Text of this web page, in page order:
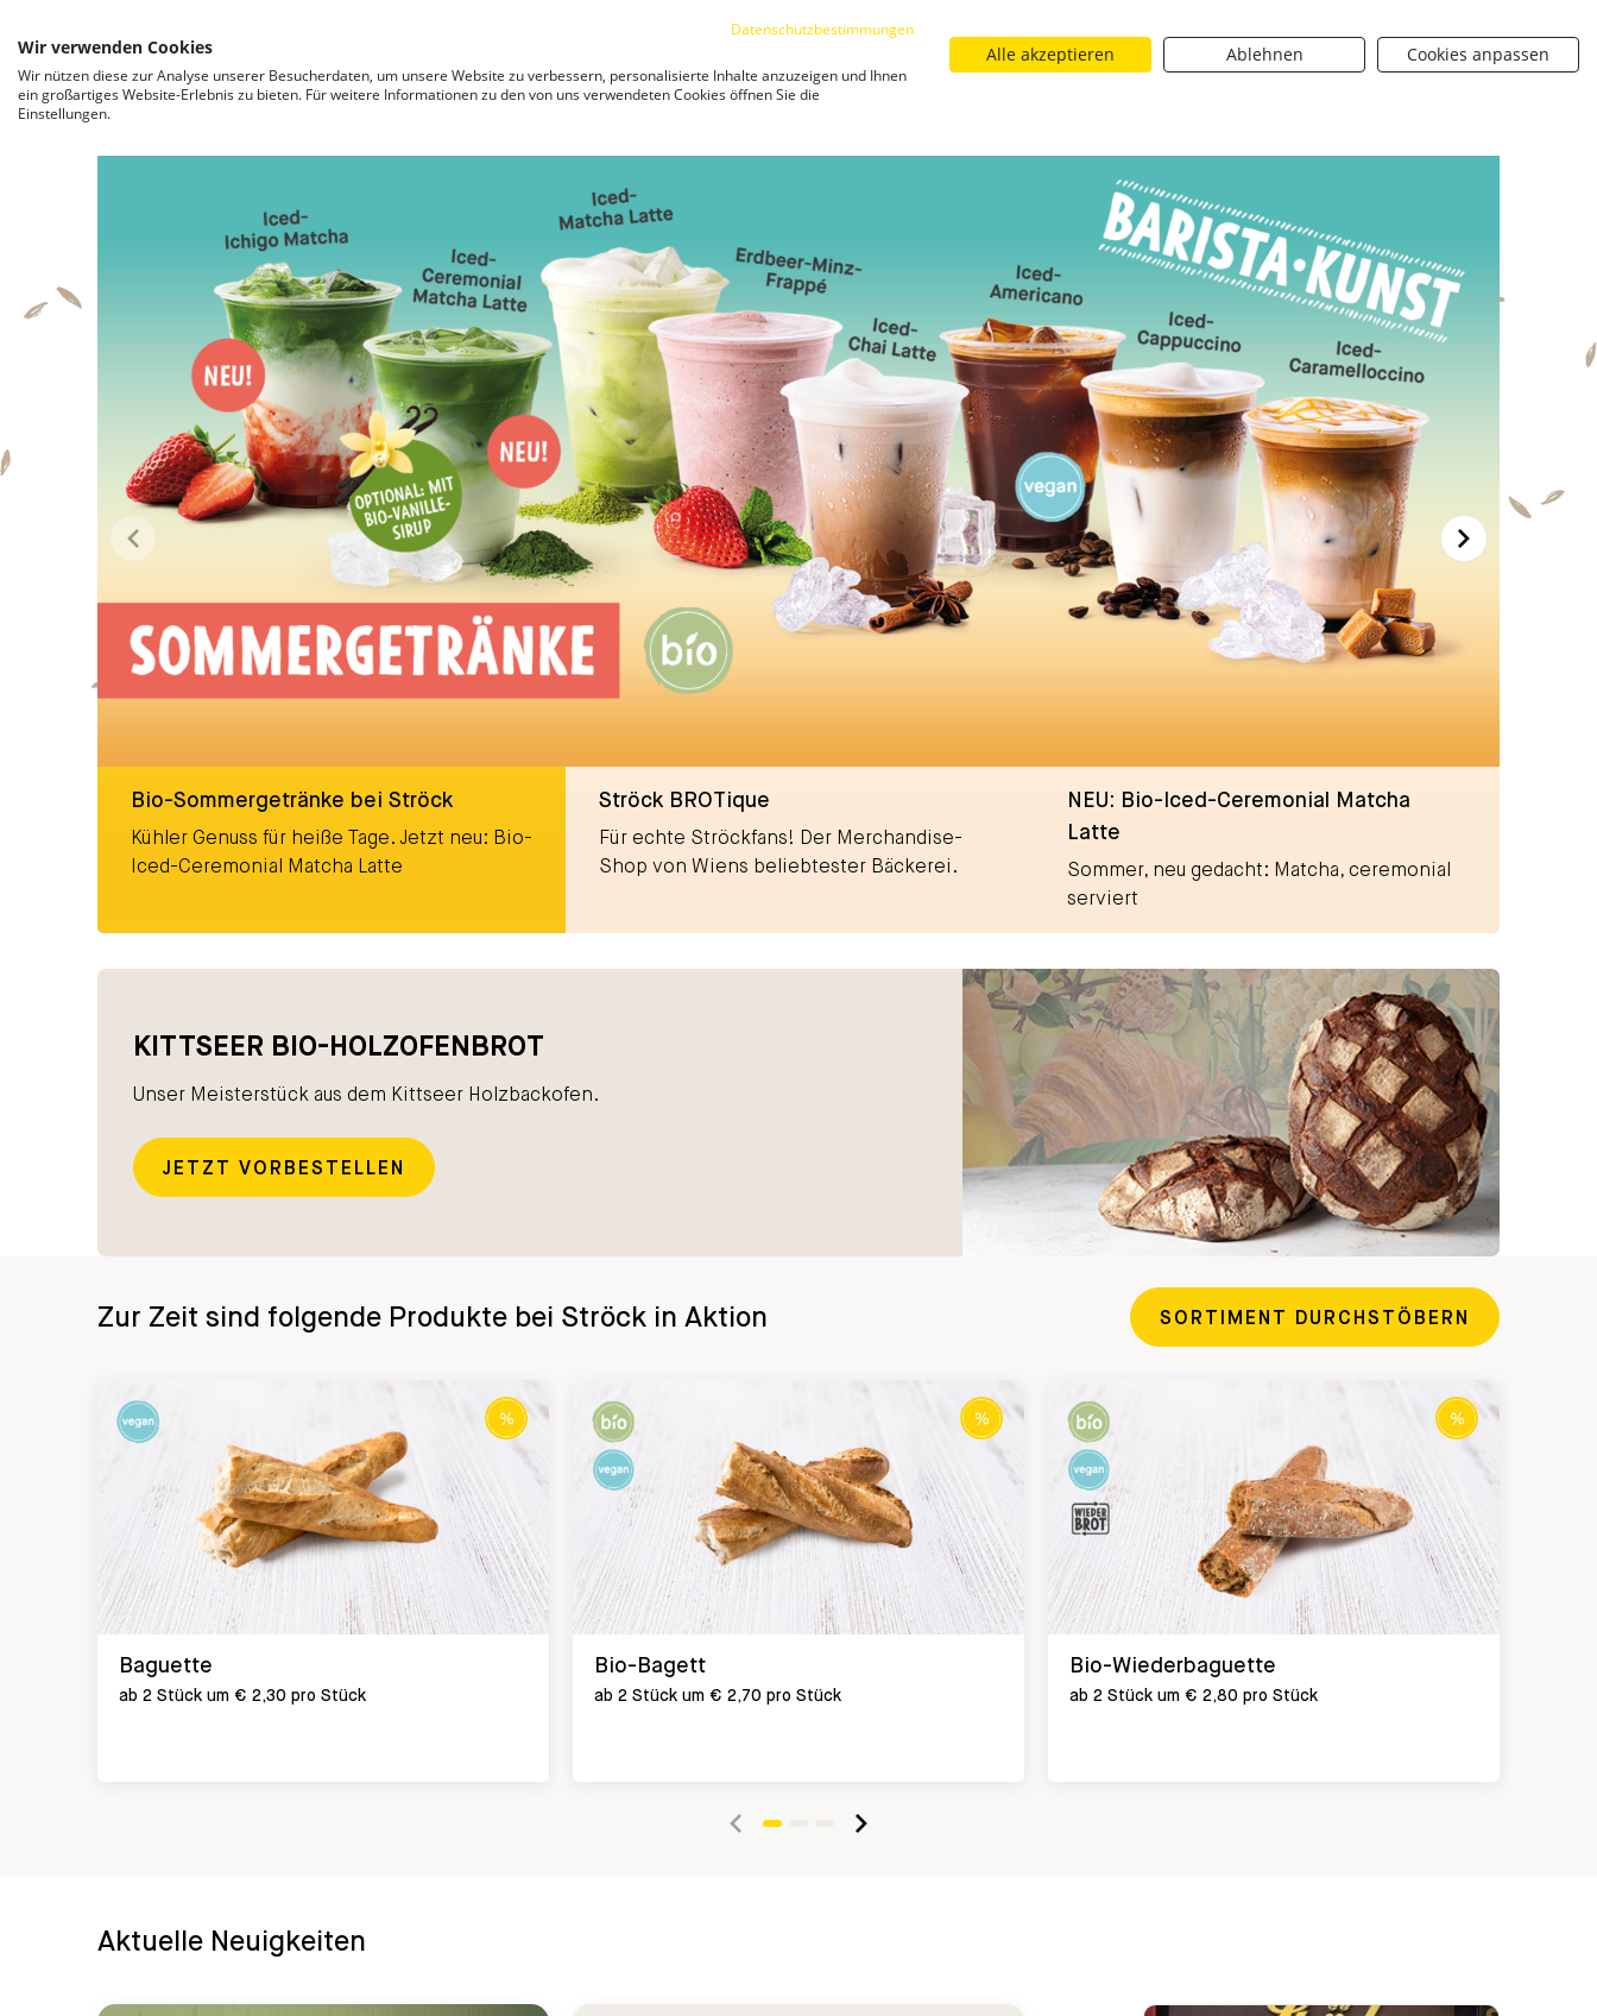
Sortiment Filialfinder Neuigkeiten Karriere Über uns BROTique
Suchen
Bio-Sommergetränke bei Ströck
Kühler Genuss für heiße Tage. Jetzt neu: Bio-
Iced-Ceremonial Matcha Latte
Ströck BROTique
Für echte Ströckfans! Der Merchandise-
Shop von Wiens beliebtester Bäckerei.
NEU: Bio-Iced-Ceremonial Matcha
Latte
Sommer, neu gedacht: Matcha, ceremonial
serviert
KITTSEER BIO-HOLZOFENBROT
Unser Meisterstück aus dem Kittseer Holzbackofen.
JETZT VORBESTELLEN
Zur Zeit sind folgende Produkte bei Ströck in Aktion SORTIMENT DURCHSTÖBERN
Baguette
ab 2 Stück um € 2,30 pro Stück
Bio-Bagett
ab 2 Stück um € 2,70 pro Stück
Bio-Wiederbaguette
ab 2 Stück um € 2,80 pro Stück
Aktuelle Neuigkeiten
Datenschutzbestimmungen
Wir verwenden Cookies
Wir nützen diese zur Analyse unserer Besucherdaten, um unsere Website zu verbessern, personalisierte Inhalte anzuzeigen und Ihnen
ein großartiges Website-Erlebnis zu bieten. Für weitere Informationen zu den von uns verwendeten Cookies öffnen Sie die
Einstellungen.
Alle akzeptieren Ablehnen Cookies anpassen